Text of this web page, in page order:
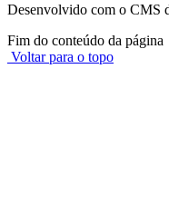
Desenvolvido com o CMS
Fim do conteúdo da página
Voltar para o topo